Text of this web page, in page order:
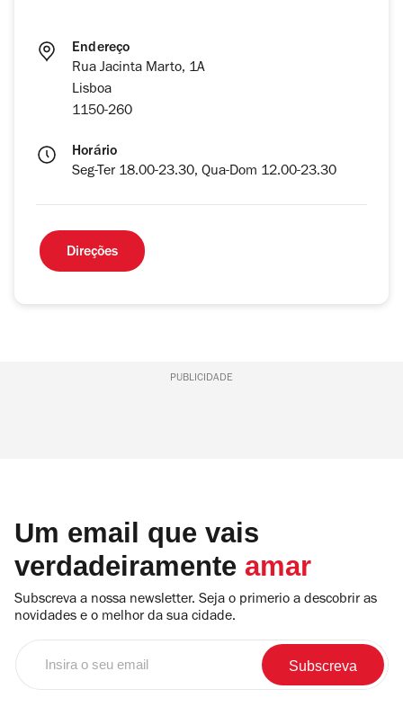
Endereço
Rua Jacinta Marto, 1A
Lisboa
1150-260
Horário
Seg-Ter 18.00-23.30, Qua-Dom 12.00-23.30
Direções
PUBLICIDADE
Um email que vais
verdadeiramente amar
Subscreva a nossa newsletter. Seja o primerio a descobrir as
novidades e o melhor da sua cidade.